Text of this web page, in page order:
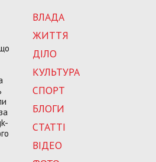
ВЛАДА
ЖИТТЯ
ДІЛО
КУЛЬТУРА
СПОРТ
БЛОГИ
СТАТТІ
ВІДЕО